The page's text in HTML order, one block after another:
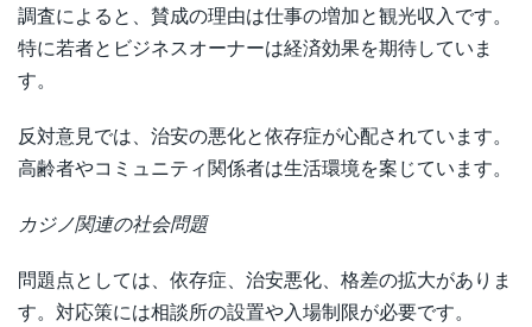
調査によると、賛成の理由は仕事の増加と観光収入です。
特に若者とビジネスオーナーは経済効果を期待していま
す。
反対意見では、治安の悪化と依存症が心配されています。
高齢者やコミュニティ関係者は生活環境を案じています。
カジノ関連の社会問題
問題点としては、依存症、治安悪化、格差の拡大がありま
す。対応策には相談所の設置や入場制限が必要です。